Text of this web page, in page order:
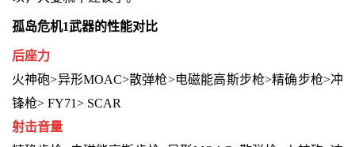
孤岛危机1武器的性能对比
后座力
火神砲>异形MOAC>散弹枪>电磁能高斯步枪>精确步枪>冲
锋枪> FY71> SCAR
射击音量